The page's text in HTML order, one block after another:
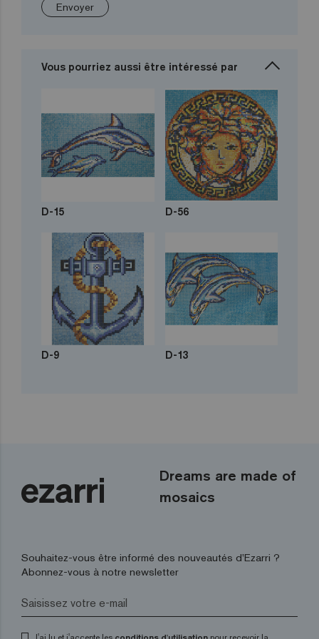
Envoyer
Vous pourriez aussi être intéressé par
D-15 D-56
D-9 D-13
Dreams are made of
mosaics
Souhaitez-vous être informé des nouveautés d’Ezarri ?
Abonnez-vous à notre newsletter